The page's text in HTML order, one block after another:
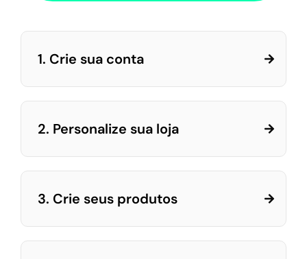
1. Crie sua conta
2. Personalize sua loja
3. Crie seus produtos